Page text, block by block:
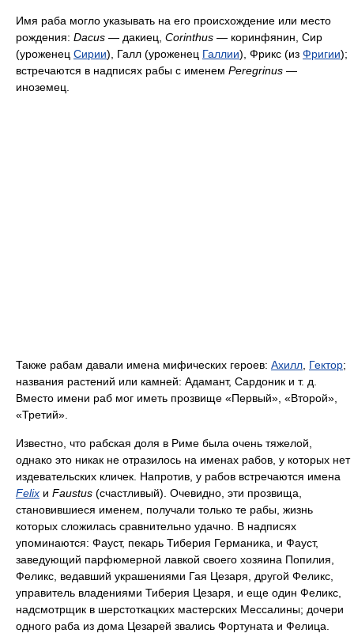
Имя раба могло указывать на его происхождение или место
рождения: Dacus — дакиец, Corinthus — коринфянин, Сир
(уроженец Сирии), Галл (уроженец Галлии), Фрикс (из Фригии);
встречаются в надписях рабы с именем Peregrinus —
иноземец.
Также рабам давали имена мифических героев: Ахилл Гектор;
названия растений или камней: Адамант, Сардоник и т. д.
Вместо имени раб мог иметь прозвище «Первый», «Второй»,
«Третий».
Известно, что рабская доля в Риме была очень тяжелой,
однако это никак не отразилось на именах рабов, у которых нет
издевательских кличек. Напротив, у рабов встречаются имена
Felix и Faustus (счастливый). Очевидно, эти прозвища,
становившиеся именем, получали только те рабы, жизнь
которых сложилась сравнительно удачно. В надписях
упоминаются: Фауст, пекарь Тиберия Германика, и Фауст,
заведующий парфюмерной лавкой своего хозяина Попилия,
Феликс, ведавший украшениями Гая Цезаря, другой Феликс,
управитель владениями Тиберия Цезаря, и еще один Феликс,
надсмотрщик в шерстоткацких мастерских Мессалины; дочери
одного раба из дома Цезарей звались Фортуната и Фелица.